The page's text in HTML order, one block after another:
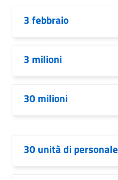
3 febbraio
3 milioni
30 milioni
30 unità di personale